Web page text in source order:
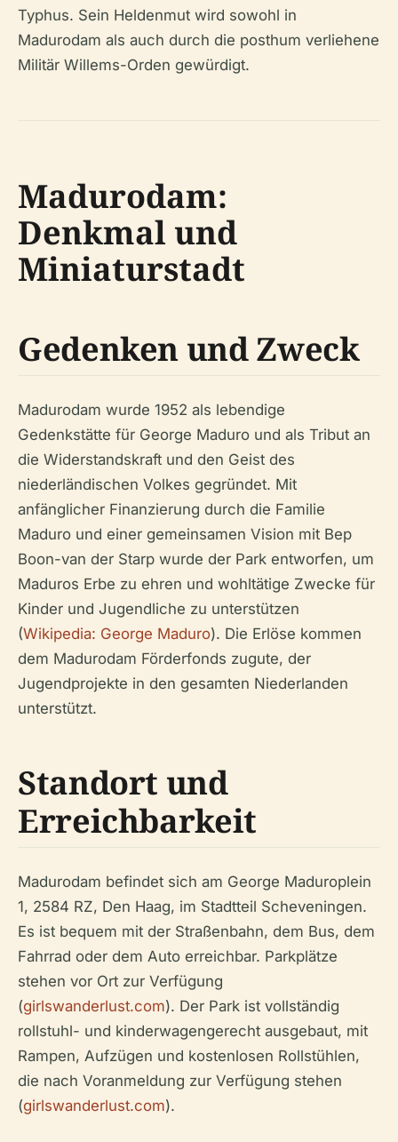
Typhus. Sein Heldenmut wird sowohl in
Madurodam als auch durch die posthum verliehene
Militär Willems-Orden gewürdigt.
Madurodam:
Denkmal und
Miniaturstadt
Gedenken und Zweck
Madurodam wurde 1952 als lebendige
Gedenkstätte für George Maduro und als Tribut an
die Widerstandskraft und den Geist des
niederländischen Volkes gegründet. Mit
anfänglicher Finanzierung durch die Familie
Maduro und einer gemeinsamen Vision mit Bep
Boon-van der Starp wurde der Park entworfen, um
Maduros Erbe zu ehren und wohltätige Zwecke für
Kinder und Jugendliche zu unterstützen
(Wikipedia: George Maduro). Die Erlöse kommen
dem Madurodam Förderfonds zugute, der
Jugendprojekte in den gesamten Niederlanden
unterstützt.
Standort und
Erreichbarkeit
Madurodam befindet sich am George Maduroplein
1, 2584 RZ, Den Haag, im Stadtteil Scheveningen.
Es ist bequem mit der Straßenbahn, dem Bus, dem
Fahrrad oder dem Auto erreichbar. Parkplätze
stehen vor Ort zur Verfügung
(girlswanderlust.com). Der Park ist vollständig
rollstuhl- und kinderwagengerecht ausgebaut, mit
Rampen, Aufzügen und kostenlosen Rollstühlen,
die nach Voranmeldung zur Verfügung stehen
(girlswanderlust.com).